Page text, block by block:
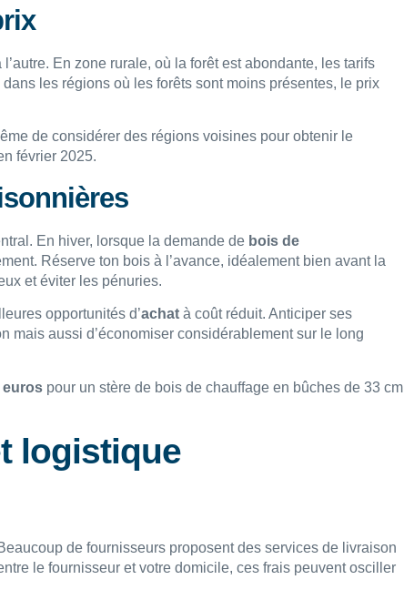
En zone rurale, où la forêt est abondante, les tarifs
les régions où les forêts sont moins présentes, le prix
de considérer des régions voisines pour obtenir le
février 2025.
En hiver, lorsque la demande de bois de
Réserve ton bois à l’avance, idéalement bien avant la
et éviter les pénuries.
opportunités d’achat à coût réduit. Anticiper ses
mais aussi d’économiser considérablement sur le long
euros pour un stère de bois de chauffage en bûches de 33 cm
logistique
de fournisseurs proposent des services de livraison
le fournisseur et votre domicile, ces frais peuvent osciller